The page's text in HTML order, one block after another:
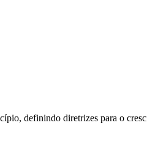
definindo diretrizes para o